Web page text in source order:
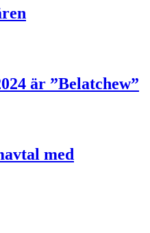
är ”Belatchew”
med